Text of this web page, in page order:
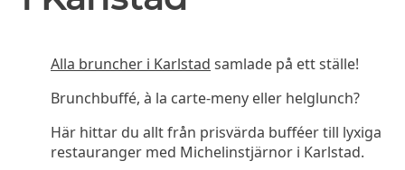
Alla bruncher i Karlstad samlade på ett ställe!
Brunchbuffé, à la carte-meny eller helglunch?
Här hittar du allt från prisvärda bufféer till lyxiga
restauranger med Michelinstjärnor i Karlstad.